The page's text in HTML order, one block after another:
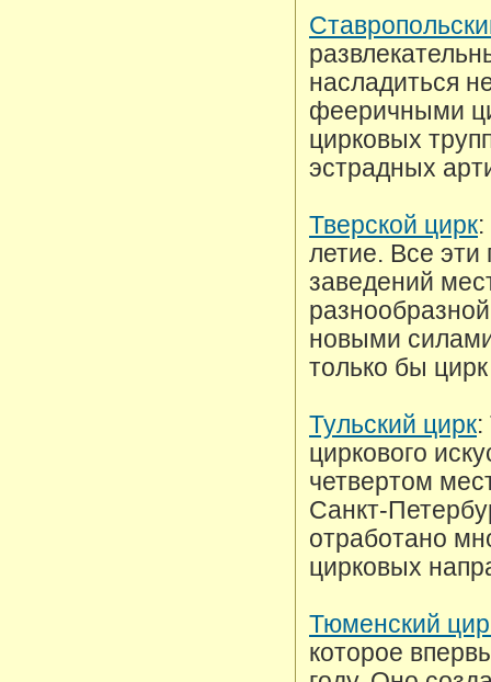
насладиться
фееричными
цирковых
эстрадных
Тверской цирк
летие. Все
заведений
новыми
только бы
Тульский цирк:
циркового
четвертом
Санкт-
отработано
цирковых
Тюменский
которое